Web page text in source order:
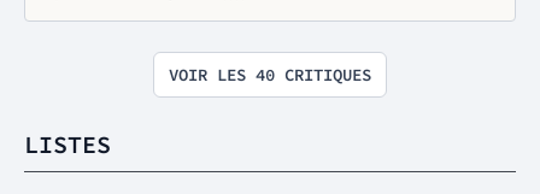
VOIR LES 40 CRITIQUES
LISTES